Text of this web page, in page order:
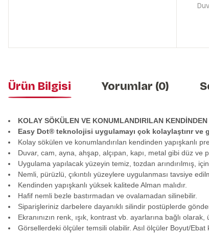
Ürün Bilgisi Yorumlar (0)
KOLAY SÖKÜLEN VE KONUMLANDIRILAN
Easy Dot® teknolojisi uygulamayı çok kolaylaştırır
Kolay sökülen ve konumlandırılan kendinden yapışkanlı
Duvar, cam, ayna, ahşap, alçıpan, kapı, metal gibi düz ve
Uygulama yapılacak yüzeyin temiz, tozdan arındırılmış,
Nemli, pürüzlü, çıkıntılı yüzeylere uygulanması tavsiye
Kendinden yapışkanlı yüksek kalitede Alman malıdır.
Hafif nemli bezle bastırmadan ve ovalamadan silinebilir.
Siparişleriniz darbelere dayanıklı silindir postüplerde
Ekranınızın renk, ışık, kontrast vb. ayarlarına bağlı
Görsellerdeki ölçüler temsili olabilir. Asıl ölçüler Boyut/Ebat